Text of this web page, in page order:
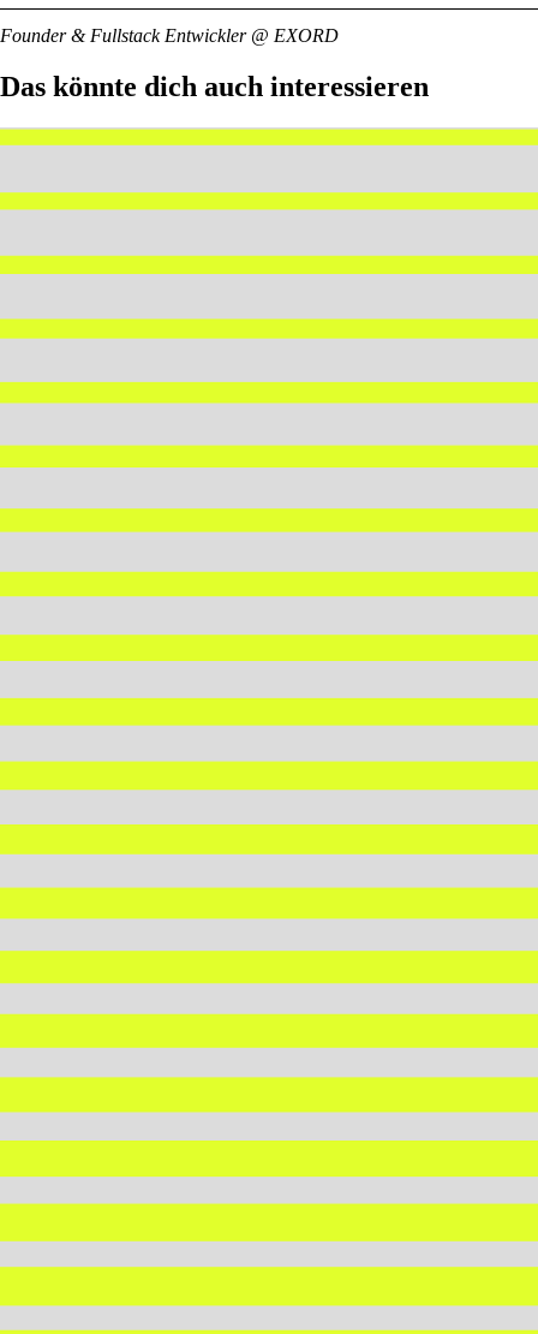
Founder & Fullstack Entwickler @ EXORD
Das könnte dich auch interessieren